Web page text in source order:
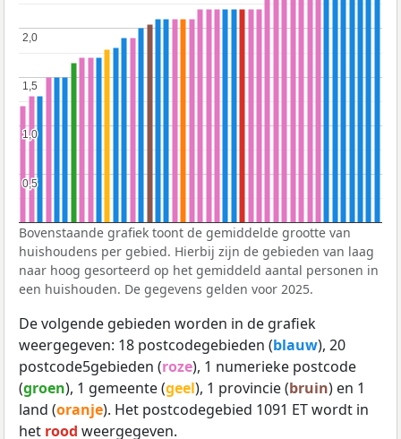
0,5
0,5
1,0
1,0
1,5
1,5
2,0
2,0
Bovenstaande grafiek toont de gemiddelde grootte van
huishoudens per gebied. Hierbij zijn de gebieden van laag
naar hoog gesorteerd op het gemiddeld aantal personen in
een huishouden. De gegevens gelden voor 2025.
De volgende gebieden worden in de grafiek
weergegeven: 18 postcodegebieden (blauw), 20
postcode5gebieden (roze), 1 numerieke postcode
(groen), 1 gemeente (geel), 1 provincie (bruin) en 1
land (oranje). Het postcodegebied 1091 ET wordt in
het rood weergegeven.